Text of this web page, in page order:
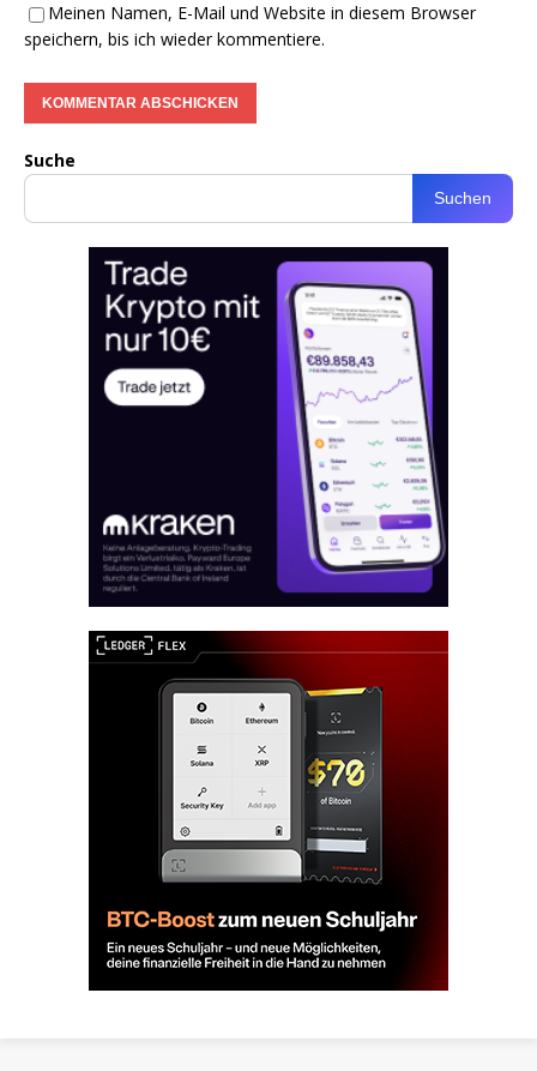
Meinen Namen, E-Mail und Website in diesem Browser
speichern, bis ich wieder kommentiere.
Suche
Suchen